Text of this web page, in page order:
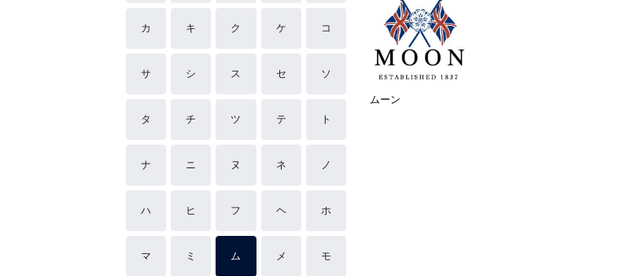
カ キ ク ケ コ
サ シ ス セ ソ
タ チ ツ テ ト
ナ ニ ヌ ネ ノ
ハ ヒ フ ヘ ホ
マ ミ ム メ モ
ムーン